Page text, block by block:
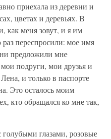
приехала из деревни и
цветах и деревьях. В
как меня зовут, и я им
переспросили: мое имя
предложили мне
подруги, мои друзья и
и только в паспорте
Это осталось моим
кто обращался ко мне так,
голубыми глазами, розовые